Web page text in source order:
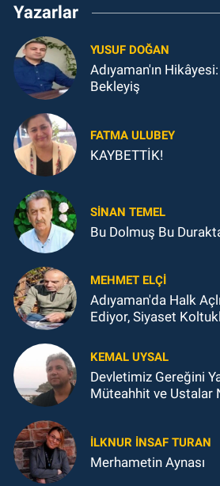
Yazarlar
YUSUF DOĞAN
Adıyaman'ın
Bekleyiş
FATMA ULUBEY
KAYBETTİK!
SINAN TEMEL
Bu Dolmuş Bu
MEHMET ELÇI
Adıyaman'da Halk
Ediyor, Siyaset
KEMAL UYSAL
Devletimiz Gereğini Yaptı…
Müteahhit ve Ustalar
İLKNUR İNSAF TURAN
Merhametin Aynası